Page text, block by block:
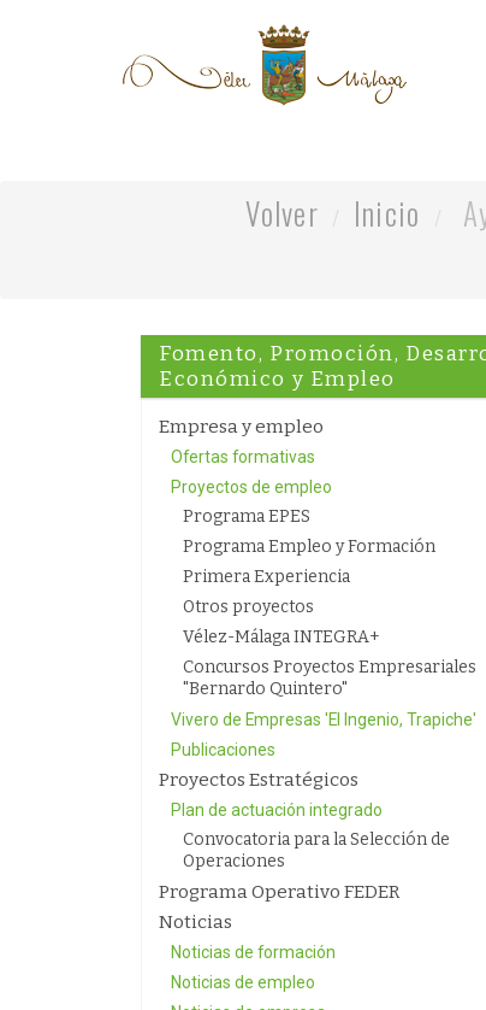
Volver Inicio
Fomento, Promoción,
Económico y Empleo
Empresa y empleo
Ofertas formativas
Proyectos de empleo
Programa EPES
Programa Empleo y Formación
Primera Experiencia
Otros proyectos
Vélez-Málaga INTEGRA+
Concursos Proyectos Empresariales
"Bernardo Quintero"
Vivero de Empresas 'El Ingenio, Trapiche'
Publicaciones
Proyectos Estratégicos
Plan de actuación integrado
Convocatoria para la Selección de
Operaciones
Programa Operativo FEDER
Noticias
Noticias de formación
Noticias de empleo